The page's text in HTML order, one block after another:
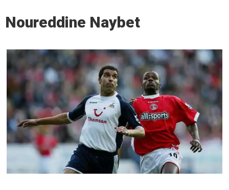
Noureddine Naybet